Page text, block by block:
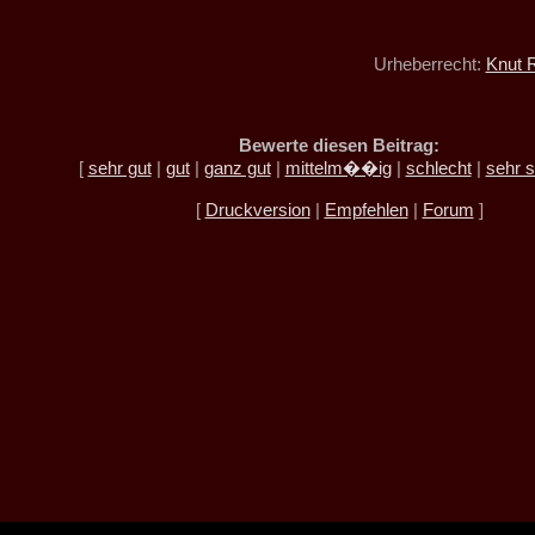
Urheberrecht: Knut
Bewerte diesen Beitrag:
[ sehr gut| gut| ganz gut| mittelm��ig| schlecht| sehr
[ Druckversion| Empfehlen| Forum ]